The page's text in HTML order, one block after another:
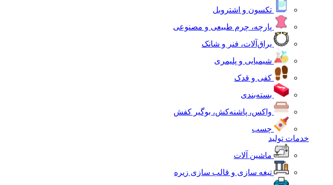
تکسون و اشتروبل
پارچه، چرم طبیعی و مصنوعی
یراق‌آلات، فنر و شانک
شیمیایی و پلیمری
کفی و قدک
بسته‌بندی
واکس، پاشنه‌کش، بوگیر کفش
چسب
خدمات تولید
ماشین آلات
تیغه سازی و قالب سازی زیره